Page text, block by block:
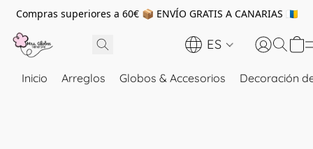
Compras superiores a 60€ 📦 ENVÍO GRATIS A CANARIAS 🇮🇨
ES
Inicio Arreglos Globos & Accesorios Decoración